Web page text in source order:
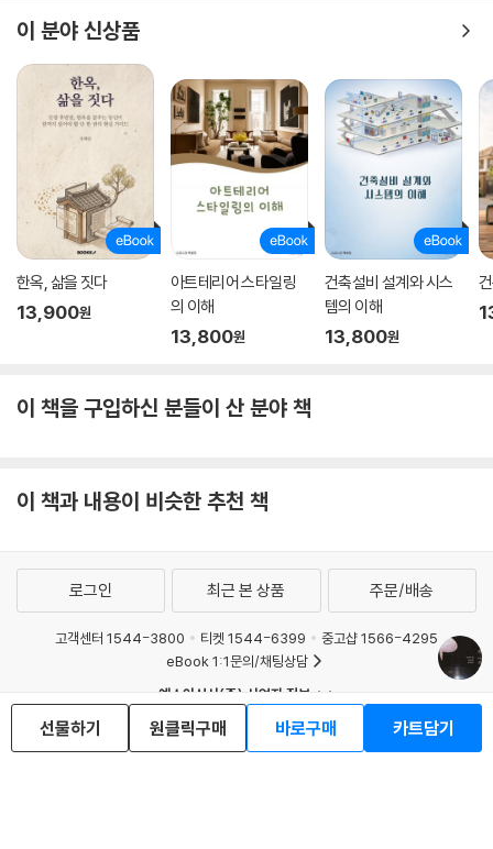
이 분야 신상품
한옥, 삶을 짓다
13,900원
아트테리어 스타일링
의 이해
13,800원
건축설비 설계와 시스
템의 이해
13,800원
이 책을 구입하신 분들이 산 분야 책
이 책과 내용이 비슷한 추천 책
선물하기 원클릭구매 바로구매 카트담기
로그인 최근 본 상품 주문/배송
고객센터 1544-3800 티켓 1544-6399
중고샵 1566-4295
eBook 1:1문의/채팅상담
예스이십사(주) 사업자 정보
이용약관
개인정보처리방침
청소년보호정책
PC버전
회사소개
거래처관계자께